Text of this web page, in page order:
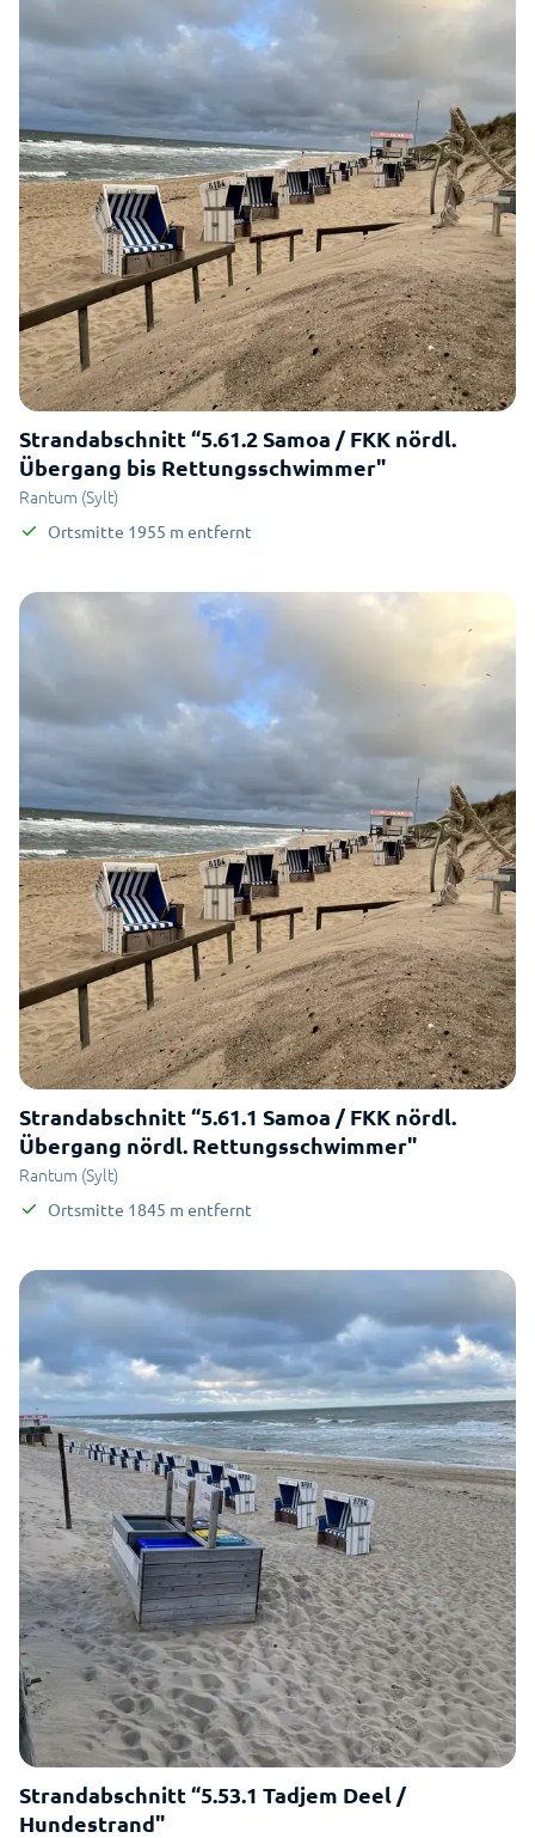
Strandabschnitt “5.61.2 Samoa / FKK nördl.
Übergang bis Rettungsschwimmer"
Rantum (Sylt)
Ortsmitte 1955 m entfernt
Strandabschnitt “5.61.1 Samoa / FKK nördl.
Übergang nördl. Rettungsschwimmer"
Rantum (Sylt)
Ortsmitte 1845 m entfernt
Strandabschnitt “5.53.1 Tadjem Deel /
Hundestrand"